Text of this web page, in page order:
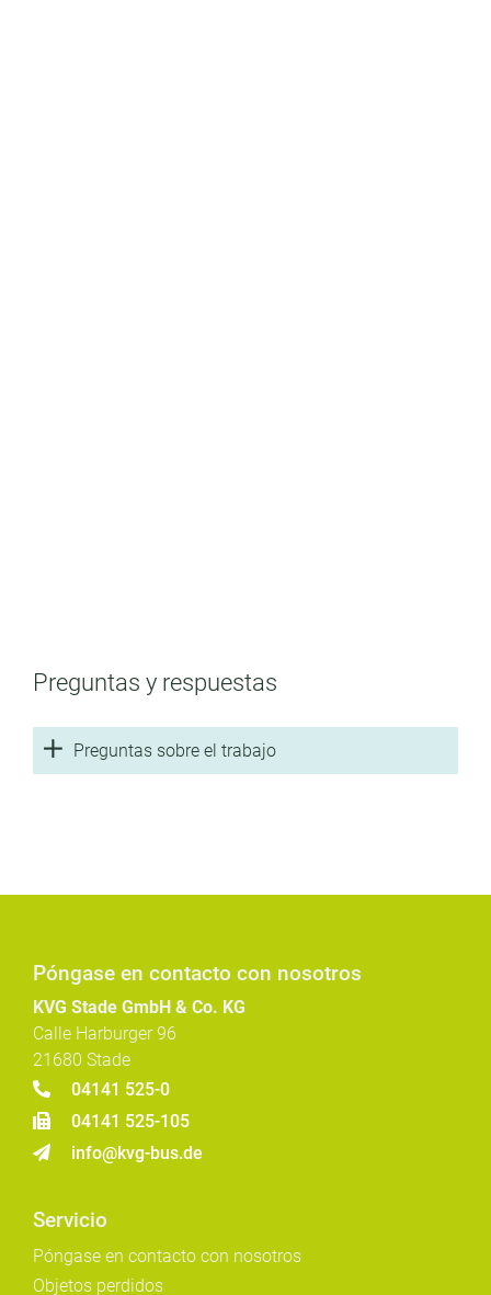
Volver al resumen de la formación
Preguntas y respuestas
Preguntas sobre el trabajo
Póngase en contacto con nosotros
KVG Stade GmbH & Co. KG
Calle Harburger 96
21680 Stade
04141 525-0
04141 525-105
info@kvg-bus.de
Servicio
Póngase en contacto con nosotros
Objetos perdidos